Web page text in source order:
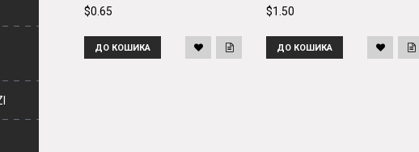
$0.65
ДО КОШИКА
$1.50
ДО КОШИКА